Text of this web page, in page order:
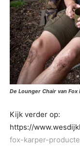
De Lounger Chair van
Kijk verder op:
https://
fox-karper-